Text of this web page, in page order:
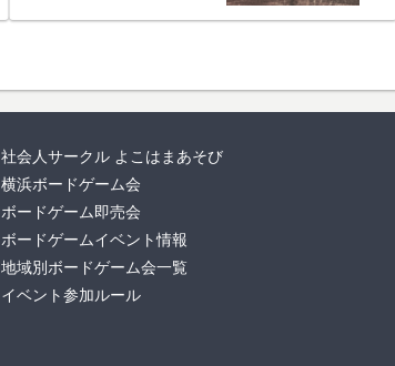
社会人サークル よこはまあそび
横浜ボードゲーム会
ボードゲーム即売会
ボードゲームイベント情報
地域別ボードゲーム会一覧
イベント参加ルール